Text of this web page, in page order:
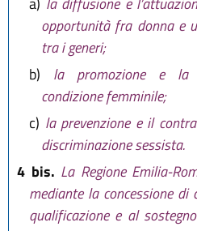
opportunità fra donna e
tra i generi;
b)
la promozione e la
condizione femminile;
c) la prevenzione e il
discriminazione sessista.
4 bis. La Regione Emilia-
mediante la concessione
qualificazione e al